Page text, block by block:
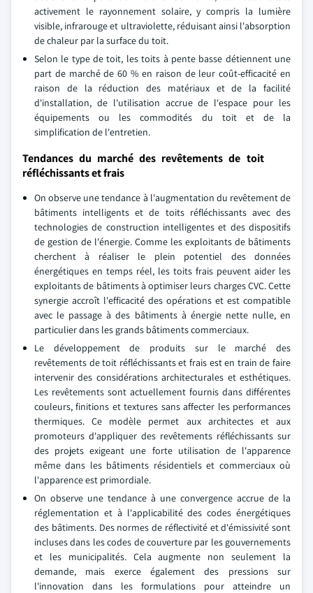
activement le rayonnement solaire, y compris la lumière
visible, infrarouge et ultraviolette, réduisant ainsi l'absorption
de chaleur par la surface du toit.
Selon le type de toit, les toits à pente basse détiennent une
part de marché de 60 % en raison de leur coût-efficacité en
raison de la réduction des matériaux et de la facilité
d'installation, de l'utilisation accrue de l'espace pour les
équipements ou les commodités du toit et de la
simplification de l'entretien.
Tendances du marché des revêtements de toit
réfléchissants et frais
On observe une tendance à l'augmentation du revêtement de
bâtiments intelligents et de toits réfléchissants avec des
technologies de construction intelligentes et des dispositifs
de gestion de l'énergie. Comme les exploitants de bâtiments
cherchent à réaliser le plein potentiel des données
énergétiques en temps réel, les toits frais peuvent aider les
exploitants de bâtiments à optimiser leurs charges CVC. Cette
synergie accroît l'efficacité des opérations et est compatible
avec le passage à des bâtiments à énergie nette nulle, en
particulier dans les grands bâtiments commerciaux.
Le développement de produits sur le marché des
revêtements de toit réfléchissants et frais est en train de faire
intervenir des considérations architecturales et esthétiques.
Les revêtements sont actuellement fournis dans différentes
couleurs, finitions et textures sans affecter les performances
thermiques. Ce modèle permet aux architectes et aux
promoteurs d'appliquer des revêtements réfléchissants sur
des projets exigeant une forte utilisation de l'apparence
même dans les bâtiments résidentiels et commerciaux où
l'apparence est primordiale.
On observe une tendance à une convergence accrue de la
réglementation et à l'applicabilité des codes énergétiques
des bâtiments. Des normes de réflectivité et d'émissivité sont
incluses dans les codes de couverture par les gouvernements
et les municipalités. Cela augmente non seulement la
demande, mais exerce également des pressions sur
l'innovation dans les formulations pour atteindre un